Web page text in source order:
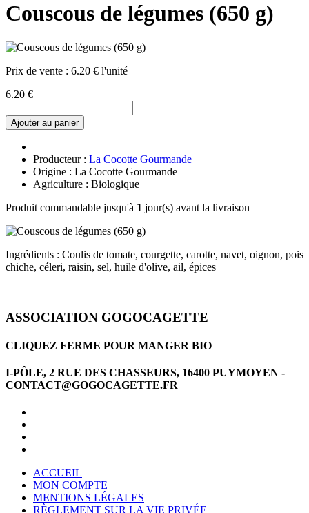
Couscous de légumes (650 g)
Prix de vente : 6.20 € l'unité
6.20 €
Ajouter au panier
Producteur : La Cocotte Gourmande
Origine : La Cocotte Gourmande
Agriculture : Biologique
Produit commandable jusqu'à 1 jour(s) avant la livraison
Ingrédients : Coulis de tomate, courgette, carotte, navet, oignon, pois
chiche, céleri, raisin, sel, huile d'olive, ail, épices
ASSOCIATION GOGOCAGETTE
CLIQUEZ FERME POUR MANGER BIO
I-PÔLE, 2 RUE DES CHASSEURS, 16400 PUYMOYEN -
CONTACT@GOGOCAGETTE.FR
ACCUEIL
MON COMPTE
MENTIONS LÉGALES
RÈGLEMENT SUR LA VIE PRIVÉE